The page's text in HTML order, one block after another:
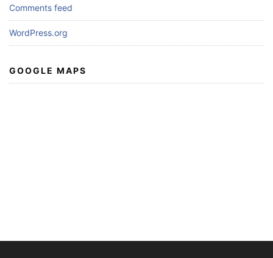
Comments feed
WordPress.org
GOOGLE MAPS